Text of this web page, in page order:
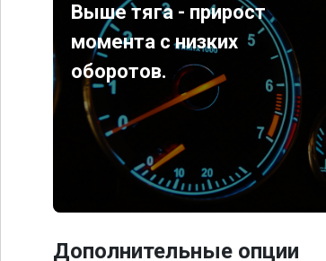
Выше тяга - прирост
момента с низких
оборотов.
Дополнительные опции